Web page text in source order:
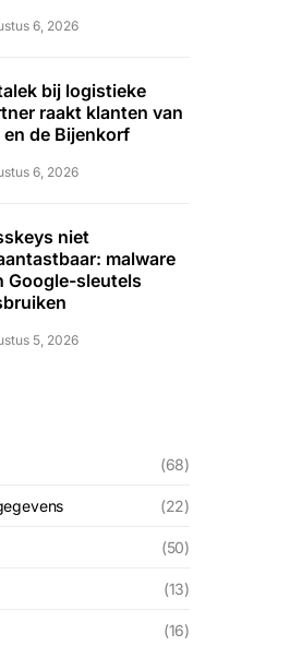
6, 2026
bij logistieke
raakt klanten van
en de Bijenkorf
6, 2026
niet
malware
Google-sleutels
5, 2026
(68)
(22)
(50)
(13)
(16)